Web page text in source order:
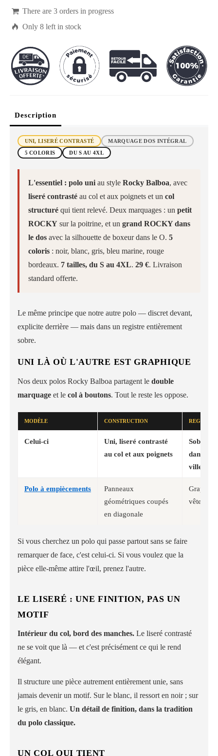
 There are3 orders in progress
 Only8 left in stock
Description
UNI, LISERÉ CONTRASTÉ
MARQUAGE DOS INTÉGRAL
5 COLORIS
DU S AU 4XL
L'essentiel : polo uniau style Rocky Balboa, avec
liseré contrastéau col et aux poignets et un col
structuréqui tient relevé. Deux marquages : un petit
ROCKYsur la poitrine, et un grand ROCKY dans
le dosavec la silhouette de boxeur dans le O. 5
coloris: noir, blanc, gris, bleu marine, rouge
bordeaux. 7 tailles, du S au 4XL. 29 €. Livraison
standard offerte.
Le même principe que notre autre polo — discret devant,
explicite derrière — mais dans un registre entièrement
sobre.
UNI LÀ OÙ L'AUTRE EST GRAPHIQUE
Nos deux polos Rocky Balboa partagent le double
marquage et le col à boutons. Tout le reste les oppose.
MODÈLE CONSTRUCTION REGISTRE
Celui-ci
Uni, liseré contrasté
au col et aux poignets
Sobre —
dans
ville
Polo à empiècements
Panneaux
géométriques coupés
en diagonale
Si vous cherchez un polo qui passe partout sans se faire
remarquer de face, c'est celui-ci. Si vous voulez que la
pièce elle-même attire l'œil, prenez l'autre.
LE LISERÉ : UNE FINITION, PAS UN
MOTIF
Intérieur du col, bord des manches. Le liseré contrasté
ne se voit que là — et c'est précisément ce qui le rend
élégant.
Il structure une pièce autrement entièrement unie, sans
jamais devenir un motif. Sur le blanc, il ressort en noir ; sur
le gris, en blanc. Un détail de finition, dans la tradition
du polo classique.
UN COL QUI TIENT